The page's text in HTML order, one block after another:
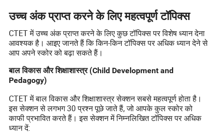
उच्च अंक प्राप्त करने के लिए महत्वपूर्ण टॉपिक्स
CTET में उच्च अंक प्राप्त करने के लिए कुछ टॉपिक्स पर विशेष ध्यान देना
आवश्यक है। आइए जानते हैं कि किन-किन टॉपिक्स पर अधिक ध्यान देने से
आप अपने स्कोर को बढ़ा सकते हैं।
बाल विकास और शिक्षाशास्त्र (Child Development and
Pedagogy)
CTET में बाल विकास और शिक्षाशास्त्र सेक्शन सबसे महत्वपूर्ण होता है।
इस सेक्शन से लगभग 30 प्रश्न पूछे जाते हैं, जो आपके कुल स्कोर को
काफी प्रभावित करते हैं। इस सेक्शन में निम्नलिखित टॉपिक्स पर अधिक
ध्यान दें: